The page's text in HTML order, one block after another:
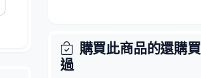
購買此商品的還購買
過